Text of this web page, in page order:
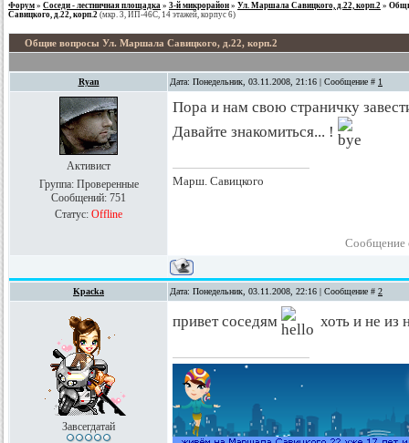
Форум » Соседи - лестничная площадка » 3-й микрорайон » Ул. Маршала Савицкого, д.22, корп.2 »
Савицкого, д.22, корп.2 (мкр. 3, ИП-46С, 14 этажей, корпус 6)
Общие вопросы Ул. Маршала Савицкого, д.22, корп.2
Ryan Дата: Понедельник, 03.11.2008, 21:16 | Сообщение # 1
Активист
Группа: Проверенные
Сообщений: 751
Статус: Offline
Пора и нам свою страничку
Давайте знакомиться... !
Марш. Савицкого
Сообщение
Kpacka Дата: Понедельник, 03.11.2008, 22:16 | Сообщение # 2
Завсегдатай
привет соседям хоть и не из